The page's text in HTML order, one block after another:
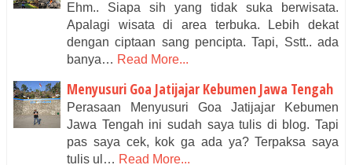
Ehm.. Siapa sih yang tidak suka berwisata.
Apalagi wisata di area terbuka. Lebih dekat
dengan ciptaan sang pencipta. Tapi, Sstt.. ada
banya… Read More...
Menyusuri Goa Jatijajar Kebumen Jawa Tengah
Perasaan Menyusuri Goa Jatijajar Kebumen
Jawa Tengah ini sudah saya tulis di blog. Tapi
pas saya cek, kok ga ada ya? Terpaksa saya
tulis ul… Read More...